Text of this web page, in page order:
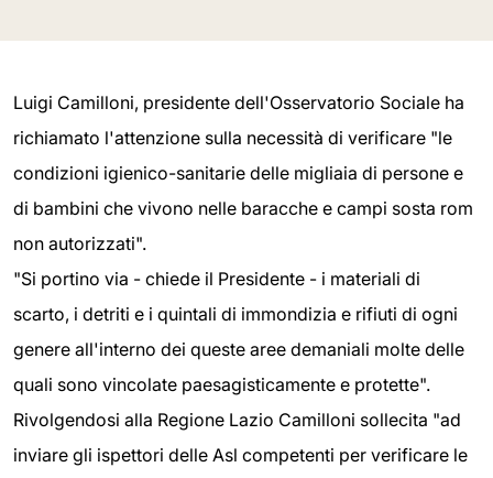
Luigi Camilloni, presidente dell'Osservatorio Sociale ha
richiamato l'attenzione sulla necessità di verificare "le
condizioni igienico-sanitarie delle migliaia di persone e
di bambini che vivono nelle baracche e campi sosta rom
non autorizzati".
"Si portino via - chiede il Presidente - i materiali di
scarto, i detriti e i quintali di immondizia e rifiuti di ogni
genere all'interno dei queste aree demaniali molte delle
quali sono vincolate paesagisticamente e protette".
Rivolgendosi alla Regione Lazio Camilloni sollecita "ad
inviare gli ispettori delle Asl competenti per verificare le